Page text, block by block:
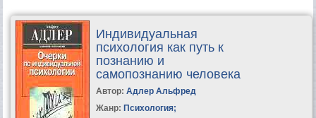
Индивидуальная
психология как путь к
познанию и
самопознанию человека
Автор: Адлер Альфред
Жанр: Психология;